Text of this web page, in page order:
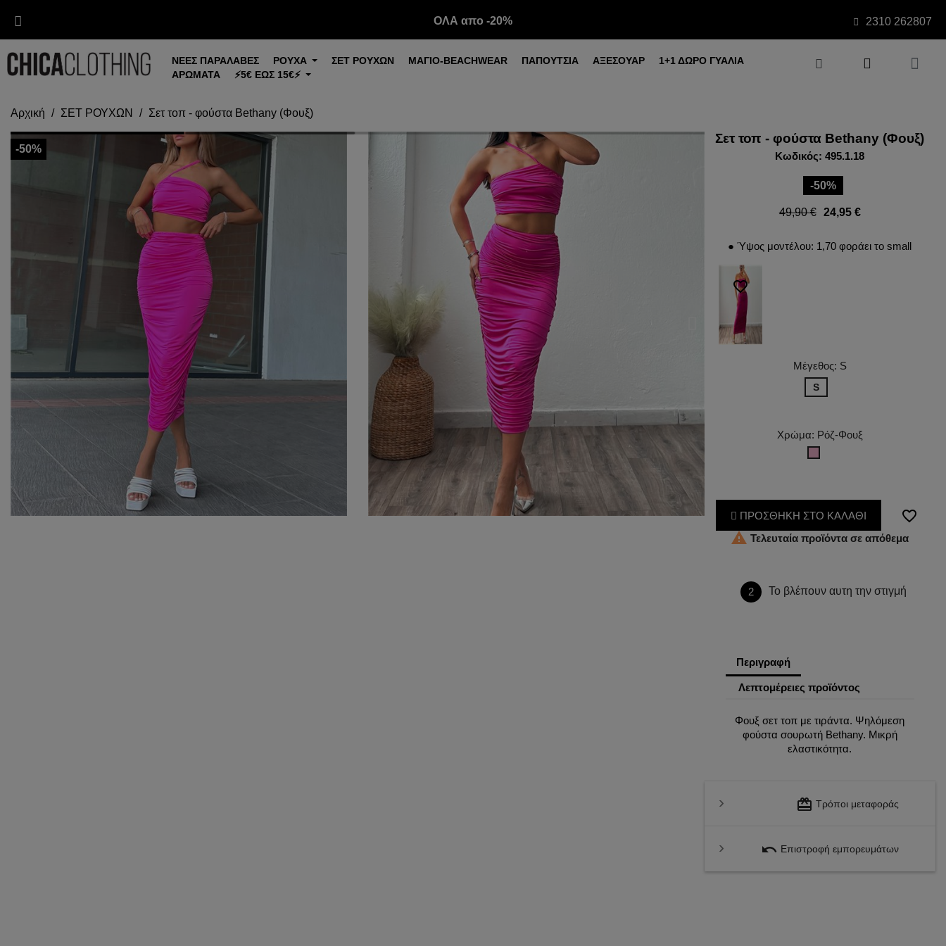
ΟΛΑ απο -20% 2310 262807
ΝΕΕΣ ΠΑΡΑΛΑΒΕΣ ΡΟΥΧΑ ΣΕΤ ΡΟΥΧΩΝ ΜΑΓΙΟ-BEACHWEAR ΠΑΠΟΥΤΣΙΑ ΑΞΕΣΟΥΑΡ
1+1 ΔΩΡΟ ΓΥΑΛΙΑ
ΑΡΩΜΑΤΑ
⚡5€ ΕΩΣ 15€⚡
Αρχική ΣΕΤ ΡΟΥΧΩΝ Σετ τοπ - φούστα Bethany (Φουξ)
-50%
Σετ τοπ - φούστα Bethany (Φουξ)
Κωδικός: 495.1.18
-50%
49,90 € 24,95 €
● Ύψος μοντέλου: 1,70 φοράει το small
favorite_border
Μέγεθος: S
S
Χρώμα: Ρόζ-Φουξ
ΠΡΟΣΘΗΚΗ ΣΤΟ ΚΑΛΑΘΙ
favorite_border
 Τελευταία προϊόντα σε απόθεμα
2 Το βλέπουν αυτη την στιγμή
Περιγραφή
Λεπτομέρειες προϊόντος
Φουξ σετ τοπ με τιράντα. Ψηλόμεση
φούστα σουρωτή Bethany. Μικρή
ελαστικότητα.
redeem Τρόποι μεταφοράς
undo Επιστροφή εμπορευμάτων